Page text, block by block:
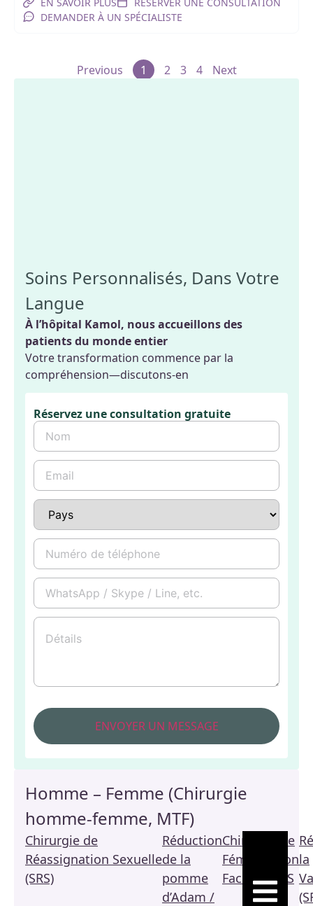
DEMANDER À UN SPÉCIALISTE
Previous 1 2 3 4 Next
Soins Personnalisés, Dans Votre
Langue
À l’hôpital Kamol, nous accueillons des
patients du monde entier
Votre transformation commence par la
compréhension—discutons-en
Réservez une consultation gratuite
Homme – Femme (Chirurgie
homme-femme, MTF)
Chirurgie de
Réassignation Sexuelle
(SRS)
Réduction
de la
pomme
d’Adam /
Chirurgie de
Féminisation
Faciale / FFS
la